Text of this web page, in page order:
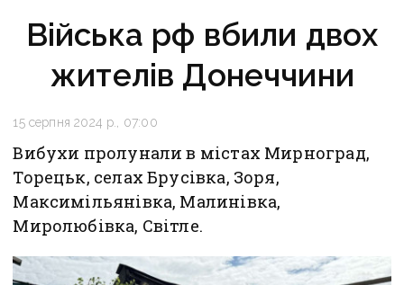
Війська рф вбили двох
жителів Донеччини
15 серпня 2024 р., 07:00
Вибухи пролунали в містах Мирноград,
Торецьк, селах Брусівка, Зоря,
Максимільянівка, Малинівка,
Миролюбівка, Світле.